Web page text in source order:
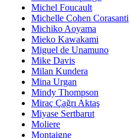
Michel Foucault
Michelle Cohen Corasanti
Michiko Aoyama
Mieko Kawakami
Miguel de Unamuno
Mike Davis
Milan Kundera
Mina Urgan
Mindy Thompson
Miraç Çağrı Aktaş
Miyase Sertbarut
Moliere
Montaigne